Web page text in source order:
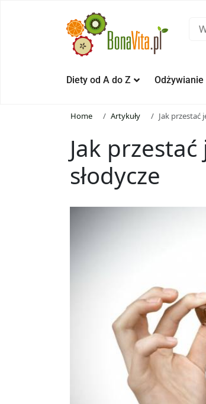
Diety od A do Z Odżywianie
Home Artykuły Jak przestać
Jak
słodycze